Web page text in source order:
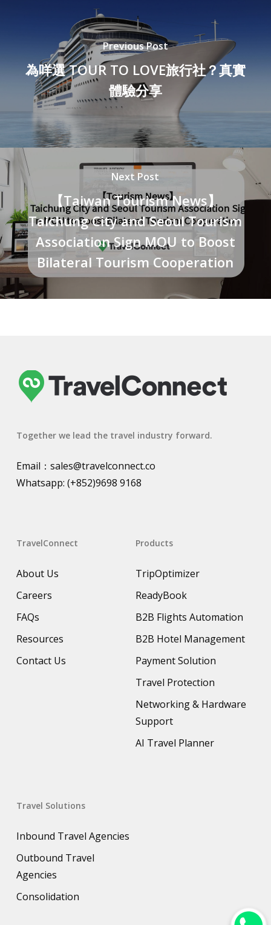
Previous Post
為咩選 TOUR TO LOVE旅行社？真實
體驗分享
Next Post
【Taiwan Tourism News】
Taichung City and Seoul Tourism
Association Sign MOU to Boost
Bilateral Tourism Cooperation
Together we lead the travel industry forward.
Email： sales@travelconnect.co
Whatsapp: (+852)9698 9168
TravelConnect
About Us
Careers
FAQs
Resources
Contact Us
Products
TripOptimizer
ReadyBook
B2B Flights Automation
B2B Hotel Management
Payment Solution
Travel Protection
Networking & Hardware
Support
AI Travel Planner
Travel Solutions
Inbound Travel Agencies
Outbound Travel
Agencies
Consolidation